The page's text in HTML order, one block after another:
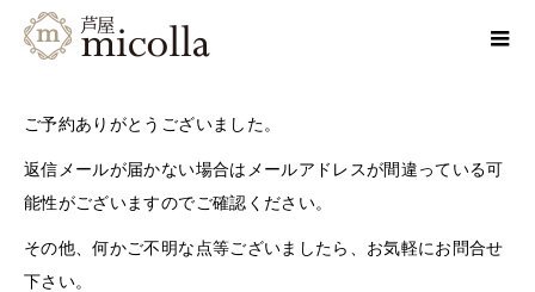
ご予約ありがとうございました。
返信メールが届かない場合はメールアドレスが間違っている可
能性がございますのでご確認ください。
その他、何かご不明な点等ございましたら、お気軽にお問合せ
下さい。